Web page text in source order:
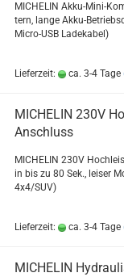
MI­CHE­LIN Akku-​Mini-
tern, lange Akku-​
Micro-​USB La­de­ka­bel)
Lieferzeit: ca. 3-4 Tage
MI­CHE­LIN 230V
An­schluss
MI­CHE­LIN 230V
in bis zu 80 Sek., lei­ser
4x4/SUV)
Lieferzeit: ca. 3-4 Tage
MI­CHE­LIN